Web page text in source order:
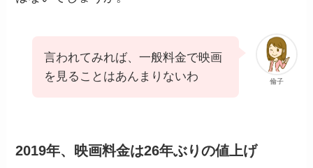
倫子
言われてみれば、一般料金で映画
を見ることはあんまりないわ
2019年、映画料金は26年ぶりの値上げ